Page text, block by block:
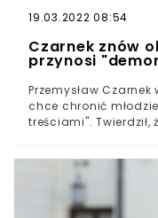
harcerzyCzarnek
przynosi
zdjęcie główne:
19.03.2022 08:54
Czarnek znów
przynosi
Przemysław Czarnek
chce chronić
treściami".
Chodzi również o
wzmocnienia roli i
wybierane są przez